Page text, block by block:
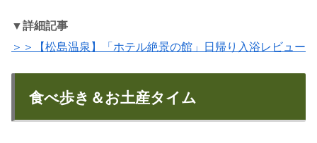
▼詳細記事
＞＞【松島温泉】「ホテル絶景の館」日帰り入浴レビュー
食べ歩き＆お土産タイム